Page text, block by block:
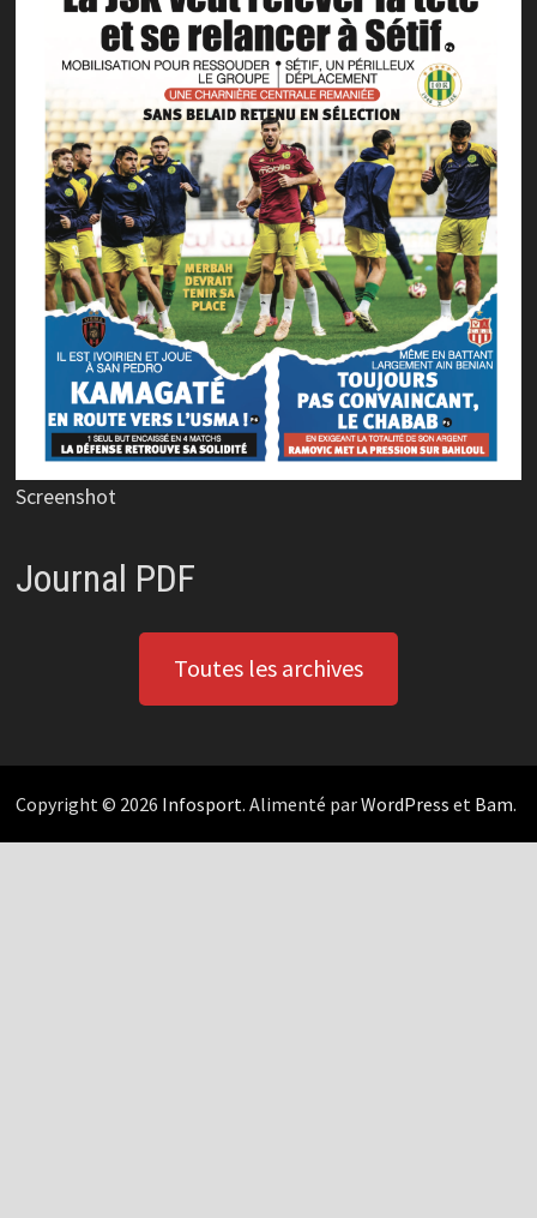
Screenshot
Journal PDF
Toutes les archives
Copyright © 2026 Infosport. Alimenté parWordPress et Bam.